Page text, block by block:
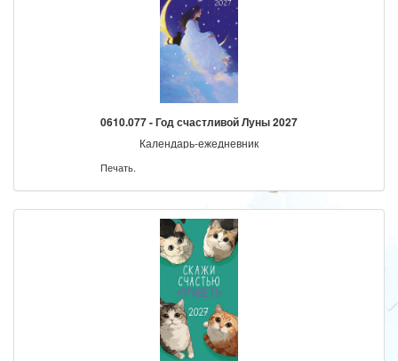
0610.077 - Год счастливой Луны 2027
Календарь-ежедневник
Печать.